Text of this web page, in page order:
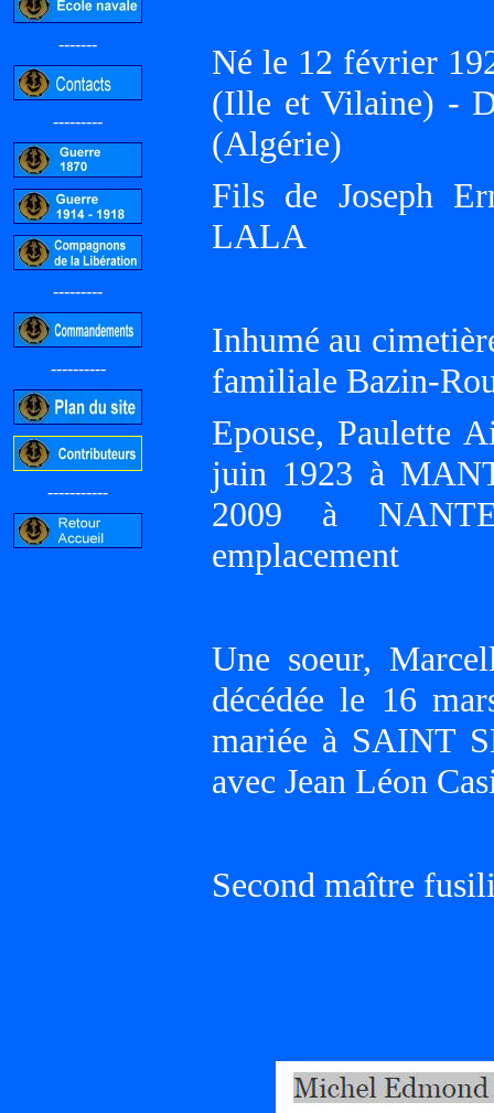
-------
---------
---------
----------
-----------
Né le 12 février
(Ille et Vilaine) -
(Algérie)
Fils de Joseph
LALA
Inhumé au
familiale Bazin-
Epouse, Paulette
juin 1923 à
2009 à
emplacement
Une soeur,
décédée le 16
mariée à SAINT
avec Jean Léon
Second maître